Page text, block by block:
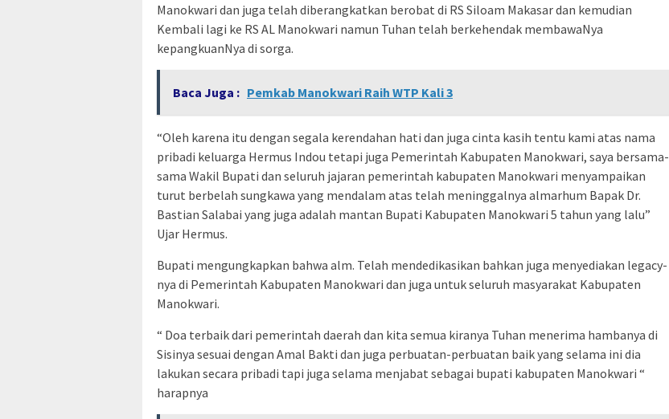
Manokwari dan juga telah diberangkatkan berobat di RS Siloam Makasar dan kemudian
Kembali lagi ke RS AL Manokwari namun Tuhan telah berkehendak membawaNya
kepangkuanNya di sorga.
Baca Juga : Pemkab Manokwari Raih WTP Kali 3
“Oleh karena itu dengan segala kerendahan hati dan juga cinta kasih tentu kami atas nama
pribadi keluarga Hermus Indou tetapi juga Pemerintah Kabupaten Manokwari, saya bersama-
sama Wakil Bupati dan seluruh jajaran pemerintah kabupaten Manokwari menyampaikan
turut berbelah sungkawa yang mendalam atas telah meninggalnya almarhum Bapak Dr.
Bastian Salabai yang juga adalah mantan Bupati Kabupaten Manokwari 5 tahun yang lalu”
Ujar Hermus.
Bupati mengungkapkan bahwa alm. Telah mendedikasikan bahkan juga menyediakan legacy-
nya di Pemerintah Kabupaten Manokwari dan juga untuk seluruh masyarakat Kabupaten
Manokwari.
“ Doa terbaik dari pemerintah daerah dan kita semua kiranya Tuhan menerima hambanya di
Sisinya sesuai dengan Amal Bakti dan juga perbuatan-perbuatan baik yang selama ini dia
lakukan secara pribadi tapi juga selama menjabat sebagai bupati kabupaten Manokwari “
harapnya